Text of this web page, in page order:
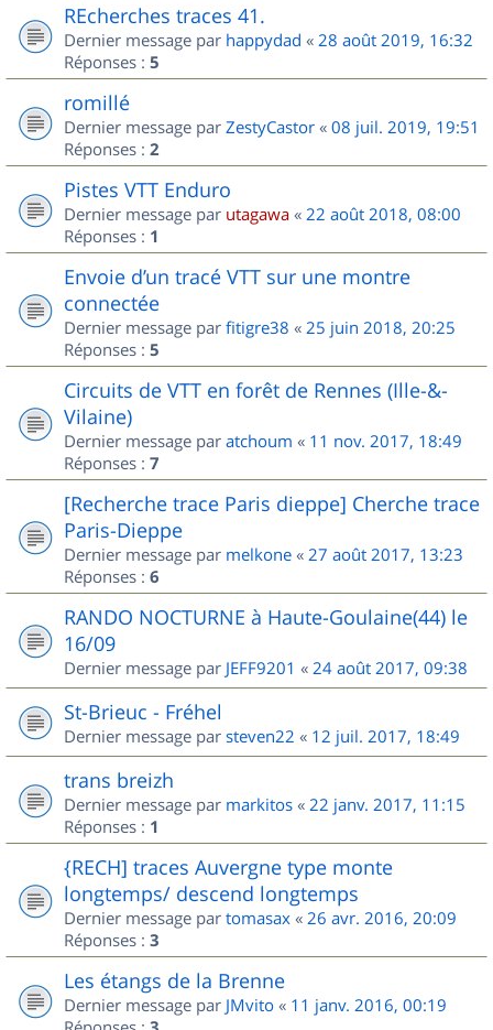
REcherches traces 41.
Dernier message par happydad « 28 août 2019, 16:32
Réponses : 5
romillé
Dernier message par ZestyCastor « 08 juil. 2019, 19:51
Réponses : 2
Pistes VTT Enduro
Dernier message par utagawa « 22 août 2018, 08:00
Réponses : 1
Envoie d’un tracé VTT sur une montre
connectée
Dernier message par fitigre38 « 25 juin 2018, 20:25
Réponses : 5
Circuits de VTT en forêt de Rennes (Ille-&-
Vilaine)
Dernier message par atchoum « 11 nov. 2017, 18:49
Réponses : 7
[Recherche trace Paris dieppe] Cherche trace
Paris-Dieppe
Dernier message par melkone « 27 août 2017, 13:23
Réponses : 6
RANDO NOCTURNE à Haute-Goulaine(44) le
16/09
Dernier message par JEFF9201 « 24 août 2017, 09:38
St-Brieuc - Fréhel
Dernier message par steven22 « 12 juil. 2017, 18:49
trans breizh
Dernier message par markitos « 22 janv. 2017, 11:15
Réponses : 1
{RECH] traces Auvergne type monte
longtemps/ descend longtemps
Dernier message par tomasax « 26 avr. 2016, 20:09
Réponses : 3
Les étangs de la Brenne
Dernier message par JMvito « 11 janv. 2016, 00:19